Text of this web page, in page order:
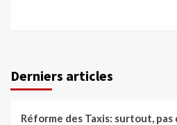
Derniers articles
Réforme des Taxis: surtout, pas